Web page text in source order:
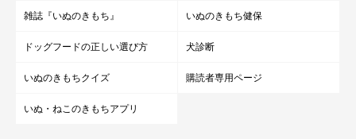
雑誌『いぬのきもち』 いぬのきもち健保
ドッグフードの正しい選び方 犬診断
いぬのきもちクイズ 購読者専用ページ
いぬ・ねこのきもちアプリ